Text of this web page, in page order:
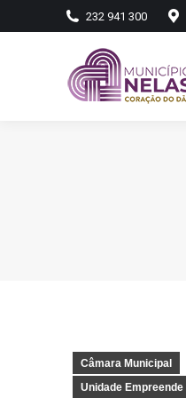
232 941 300
Câmara Municipal
Unidade Empreende